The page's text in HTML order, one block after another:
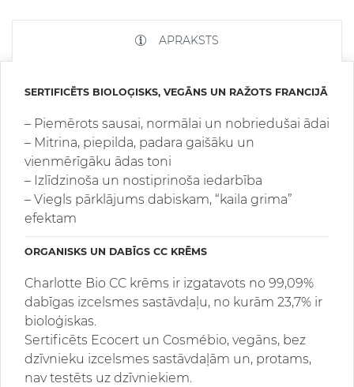
APRAKSTS
SERTIFICĒTS BIOLOĢISKS, VEGĀNS UN RAŽOTS FRANCIJĀ
– Piemērots sausai, normālai un nobriedušai ādai
– Mitrina, piepilda, padara gaišāku un
vienmērīgāku ādas toni
– Izlīdzinoša un nostiprinoša iedarbība
– Viegls pārklājums dabiskam, “kaila grima”
efektam
ORGANISKS UN DABĪGS CC KRĒMS
Charlotte Bio CC krēms ir izgatavots no 99,09%
dabīgas izcelsmes sastāvdaļu, no kurām 23,7% ir
bioloģiskas.
Sertificēts Ecocert un Cosmébio, vegāns, bez
dzīvnieku izcelsmes sastāvdaļām un, protams,
nav testēts uz dzīvniekiem.